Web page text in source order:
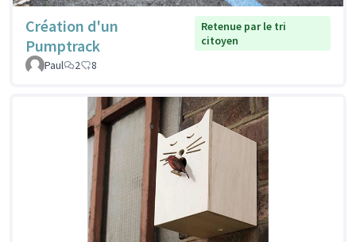
Création d'un
Pumptrack
Retenue par le tri
citoyen
Paul
2 8